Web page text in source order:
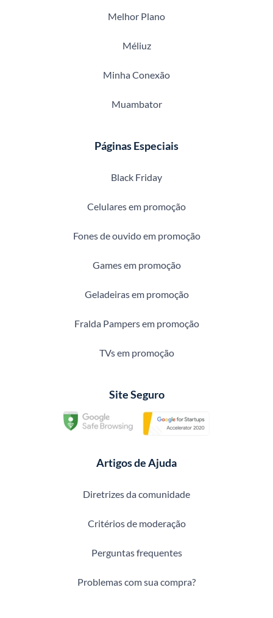
Melhor Plano
Méliuz
Minha Conexão
Muambator
Páginas Especiais
Black Friday
Celulares em promoção
Fones de ouvido em promoção
Games em promoção
Geladeiras em promoção
Fralda Pampers em promoção
TVs em promoção
Site Seguro
Artigos de Ajuda
Diretrizes da comunidade
Critérios de moderação
Perguntas frequentes
Problemas com sua compra?